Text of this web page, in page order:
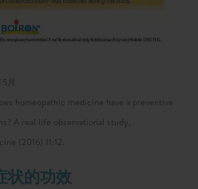
月
homeopathic medicine have a preventive
A real life observational study,
(2016) 11:12.
状的功效